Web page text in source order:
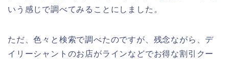
いう感じで調べてみることにしました。
ただ、色々と検索で調べたのですが、残念ながら、デ
イリーシャントのお店がラインなどでお得な割引クー